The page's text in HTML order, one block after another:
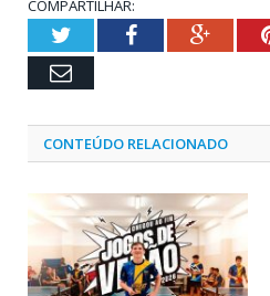
COMPARTILHAR:
TwitterFacebook
Email
CONTEÚDO RELACIONADO